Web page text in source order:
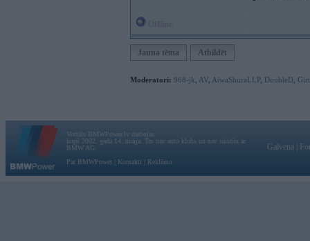
Jauna tēma Atbildēt
Moderatori: 968-jk AV AiwaShuraLLP, DoubleD
Vortāls BMWPower.lv darbojas
kopš 2002. gada 14. maija. Tas nav auto klubs un nav saistīts ar
BMW AG.
Par BMWPower
Kontakti Reklāma
Galvena